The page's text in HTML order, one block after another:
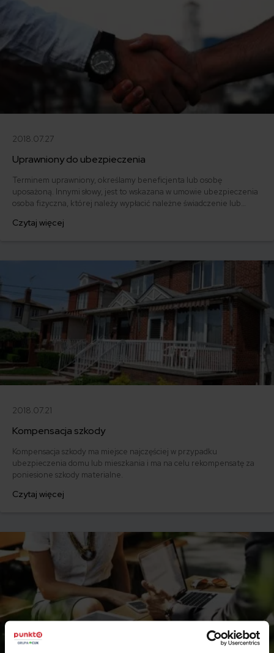
2018.07.27
Uprawniony do ubezpieczenia
Terminem uprawniony, określamy beneficjenta lub osobę
uposażoną. Innymi słowy, jest to wskazana w umowie ubezpieczenia
osoba fizyczna, której należy wypłacić należne świadczenie lub
Czytaj więcej
2018.07.21
Kompensacja szkody
Kompensacja szkody ma miejsce najczęściej w przypadku
ubezpieczenia domu lub mieszkania i ma na celu rekompensatę za
poniesione szkody materialne.
Czytaj więcej